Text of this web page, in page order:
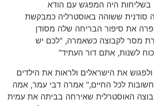
בשליחות היה המפגש עם הודא
סודנית ששוהה באוסטרליה כמבקשת
את סיפור הבריחה שלה מסודן
מסר לקבוצה כשאמרה, "לכם יש
לשנות, אתם דור העתיד"
ולפגוש את הישראלים ולראות את הילדים
חשובות לכל החיים," אמרה דבי עמר, אמה
האוסטרלית שאירחה בביתה את עמית